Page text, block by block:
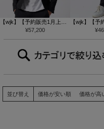
i
【wjk】【予約販売1月上旬
～中旬入荷】function knit ja
cket(jacquard check) ニッ
¥57,200
【wjk】【予
～中旬入荷
asy
mw08j)
¥
並び替え 価格が安い順 価格が高